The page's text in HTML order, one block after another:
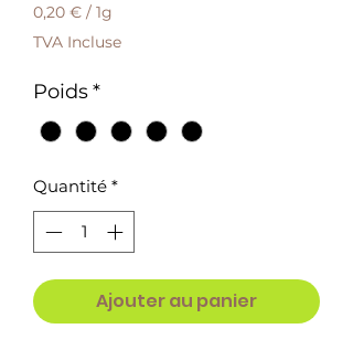
0,20 € / 1g
0,20 €
pour
Gramme
TVA Incluse
Poids*
Quantité *
Ajouter au panier